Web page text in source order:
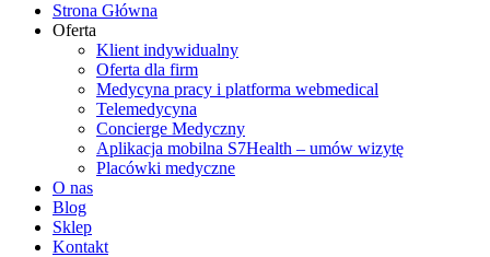
Strona Główna
Oferta
Klient indywidualny
Oferta dla firm
Medycyna pracy i platforma webmedical
Telemedycyna
Concierge Medyczny
Aplikacja mobilna S7Health – umów wizytę
Placówki medyczne
O nas
Blog
Sklep
Kontakt